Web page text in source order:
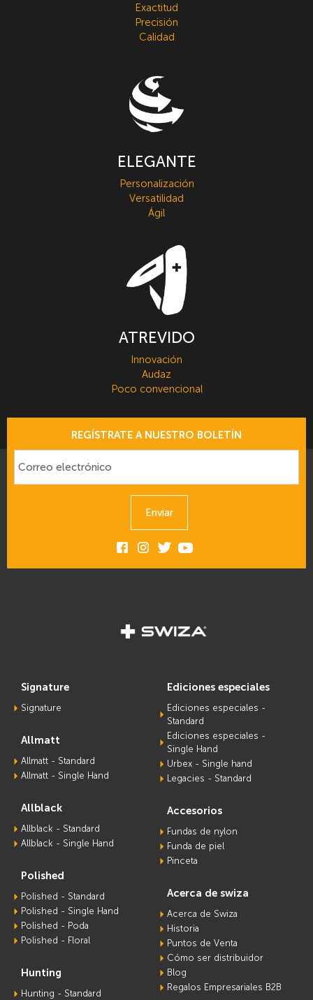
Exactitud
Precisión
Calidad
ELEGANTE
Personalización
Versatilidad
Ágil
ATREVIDO
Innovación
Audaz
Poco convencional
REGÍSTRATE A NUESTRO BOLETÍN
Enviar
signature
Signature
allmatt
Allmatt - Standard
Allmatt - Single Hand
allblack
Allblack - Standard
Allblack - Single Hand
polished
Polished - Standard
Polished - Single Hand
Polished - Poda
Polished - Floral
hunting
Hunting - Standard
ediciones especiales
Ediciones especiales -
Standard
Ediciones especiales -
Single Hand
Urbex - Single hand
Legacies - Standard
accesorios
Fundas de nylon
Funda de piel
Pinceta
acerca de swiza
Acerca de Swiza
Historia
Puntos de Venta
Cómo ser distribuidor
Blog
Regalos Empresariales B2B